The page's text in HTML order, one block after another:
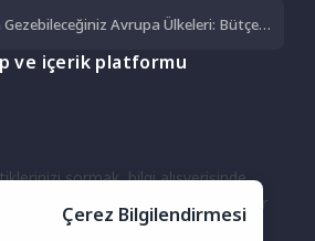
Avrupa Ülkeleri: Bütçe
ve içerik platformu
sormak, bilgi alışverişinde
için bir araya geldiğimiz bir
Çerez Bilgilendirmesi